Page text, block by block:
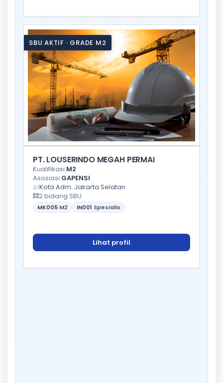
SBU AKTIF · GRADE M2
PT. LOUSERINDO MEGAH PERMAI
Kualifikasi:M2
Asosiasi:GAPENSI
Kota Adm. Jakarta Selatan
2 bidang SBU
MK005 M2 IN001 Spesialis
Lihat profil